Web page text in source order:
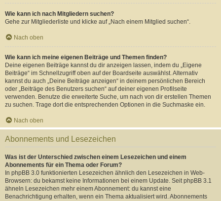
Wie kann ich nach Mitgliedern suchen?
Gehe zur Mitgliederliste und klicke auf „Nach einem Mitglied suchen“.
Nach oben
Wie kann ich meine eigenen Beiträge und Themen finden?
Deine eigenen Beiträge kannst du dir anzeigen lassen, indem du „Eigene
Beiträge“ im Schnellzugriff oben auf der Boardseite auswählst. Alternativ
kannst du auch „Deine Beiträge anzeigen“ in deinem persönlichen Bereich
oder „Beiträge des Benutzers suchen“ auf deiner eigenen Profilseite
verwenden. Benutze die erweiterte Suche, um nach von dir erstellen Themen
zu suchen. Trage dort die entsprechenden Optionen in die Suchmaske ein.
Nach oben
Abonnements und Lesezeichen
Was ist der Unterschied zwischen einem Lesezeichen und einem
Abonnements für ein Thema oder Forum?
In phpBB 3.0 funktionierten Lesezeichen ähnlich den Lesezeichen in Web-
Browsern: du bekamst keine Informationen bei einem Update. Seit phpBB 3.1
ähneln Lesezeichen mehr einem Abonnement: du kannst eine
Benachrichtigung erhalten, wenn ein Thema aktualisiert wird. Abonnements